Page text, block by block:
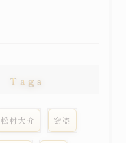
Tags
松村大介 窃盗